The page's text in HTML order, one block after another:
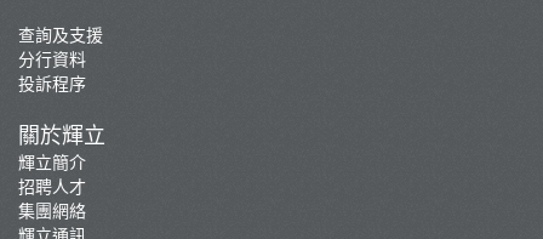
查詢及支援
分行資料
投訴程序
關於輝立
輝立簡介
招聘人才
集團網絡